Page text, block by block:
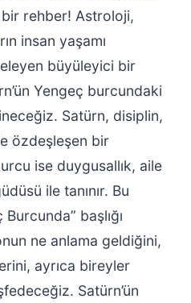
rehber! Astroloji,
insan yaşamı
büyüleyici bir
Yengeç burcundaki
Satürn, disiplin,
özdeşleşen bir
ise duygusallık, aile
ile tanınır. Bu
başlığı
ne anlama geldiğini,
ayrıca bireyler
Satürn’ün